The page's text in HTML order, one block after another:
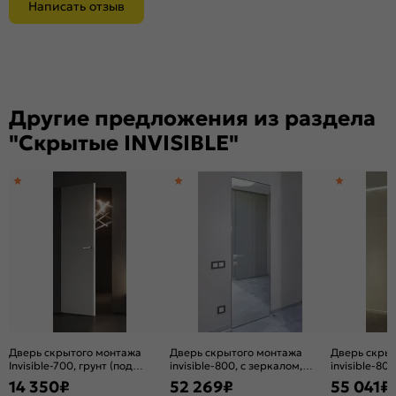
Написать отзыв
Другие предложения из раздела
"Скрытые INVISIBLE"
Дверь скрытого монтажа
Invisible-700, грунт (под
окраску), прямое открывание,
Грунт, каркасно-щитовая
14 350₽
Дверь скрытого монтажа
invisible-800, с зеркалом,
серебро, кромка
алюминиевая матовый хром,
52 269₽
Дверь
invisible-
серебро,
55 041₽